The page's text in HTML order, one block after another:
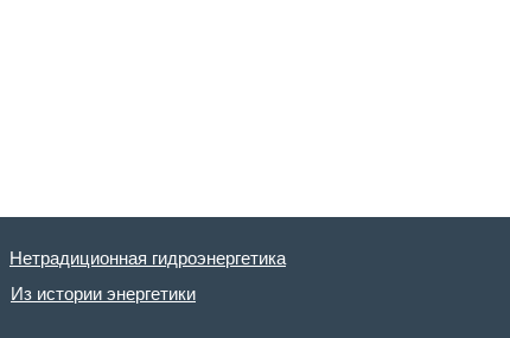
Нетрадиционная гидроэнергетика
Из истории энергетики